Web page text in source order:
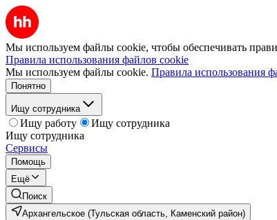
Мы используем файлы cookie, чтобы обеспечивать
Правила использования файлов cookie
Мы используем файлы cookie. Правила использования
Понятно
Ищу сотрудника
Ищу работу
Ищу сотрудника
Ищу сотрудника
Сервисы
Помощь
Ещё
Поиск
Архангельское (Тульская область, Каменский район)